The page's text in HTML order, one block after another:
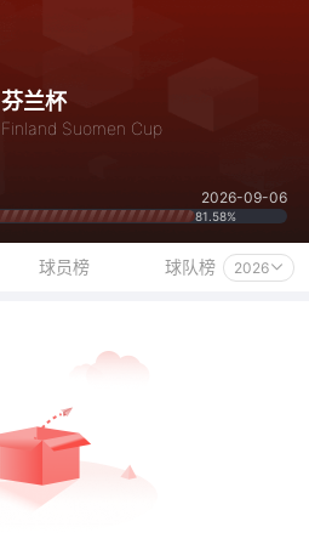
芬兰杯
Finland Suomen Cup
2026-09-06
81.58%
球员榜 球队榜 2026